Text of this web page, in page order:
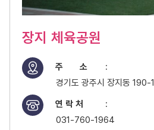
장지 체육공원
주 소
:
경기도 광주시 장지동 190-1
연 락 처
:
031-760-1964